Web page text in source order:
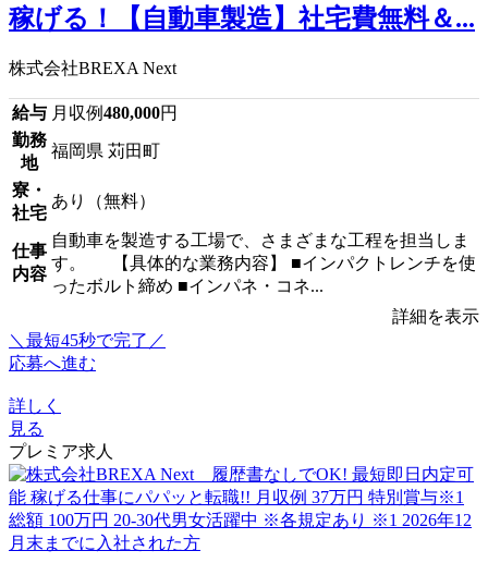
稼げる！【自動車製造】社宅費無料＆...
株式会社BREXA Next
給与 月収例480,000円
勤務
地
福岡県 苅田町
寮・
社宅
あり（無料）
仕事
内容
自動車を製造する工場で、さまざまな工程を担当しま
す。 【具体的な業務内容】 ■インパクトレンチを使
ったボルト締め ■インパネ・コネ...
詳細を表示
＼最短45秒で完了／
応募へ進む
詳しく
見る
プレミア求人